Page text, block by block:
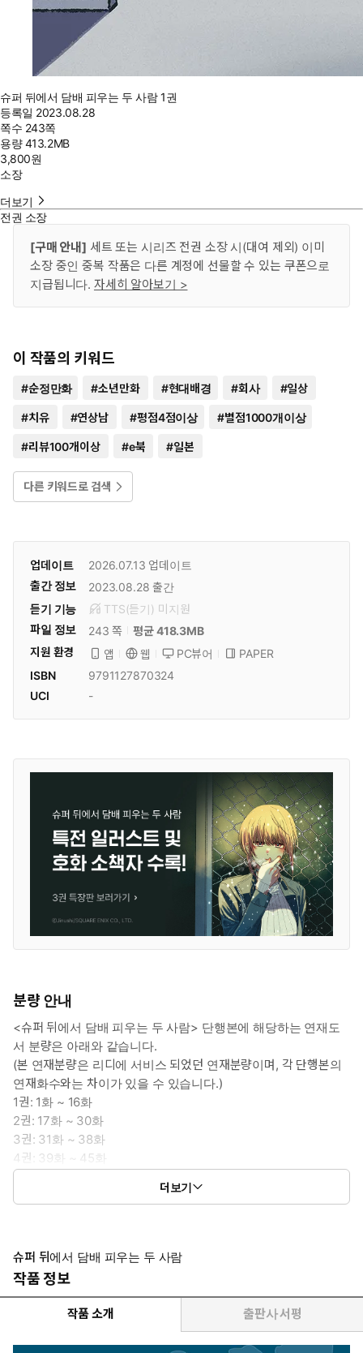
슈퍼 뒤에서 담배 피우는 두 사람 1권
등록일 2023.08.28
쪽수 243쪽
용량413.2MB
3,800원
소장
더보기
전권 소장
[구매 안내] 세트 또는 시리즈 전권 소장 시(대여 제외) 이미
소장 중인 중복 작품은 다른 계정에 선물할 수 있는 쿠폰으로
지급됩니다. 자세히 알아보기 >
이 작품의 키워드
#순정만화 #소년만화 #현대배경 #회사 #일상
#치유 #연상남 #평점4점이상 #별점1000개이상
#리뷰100개이상 #e북 #일본
다른 키워드로 검색
업데이트 2026.07.13 업데이트
출간 정보
2023.08.28 출간
듣기 기능
TTS(듣기) 미 지원
파일 정보
243 쪽
평균 418.3MB
지원 환경
앱 웹 PC뷰어
PAPER
ISBN
9791127870324
UCI
-
분량 안내
<슈퍼 뒤에서 담배 피우는 두 사람> 단행본에 해당하는 연재도
서 분량은 아래와 같습니다.
(본 연재분량은 리디에 서비스 되었던 연재분량이며, 각 단행본의
연재화수와는 차이가 있을 수 있습니다.)
1권: 1화 ~ 16화
2권: 17화 ~ 30화
3권: 31화 ~ 38화
4권: 39화 ~ 45화
7권: 59화 ~ 64화
더보기
슈퍼 뒤에서 담배 피우는 두 사람
작품 정보
작품 소개 출판사 서평